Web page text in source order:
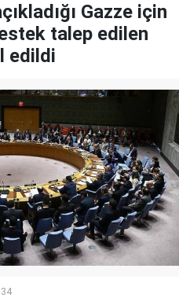
Gazze için
talep edilen
edildi